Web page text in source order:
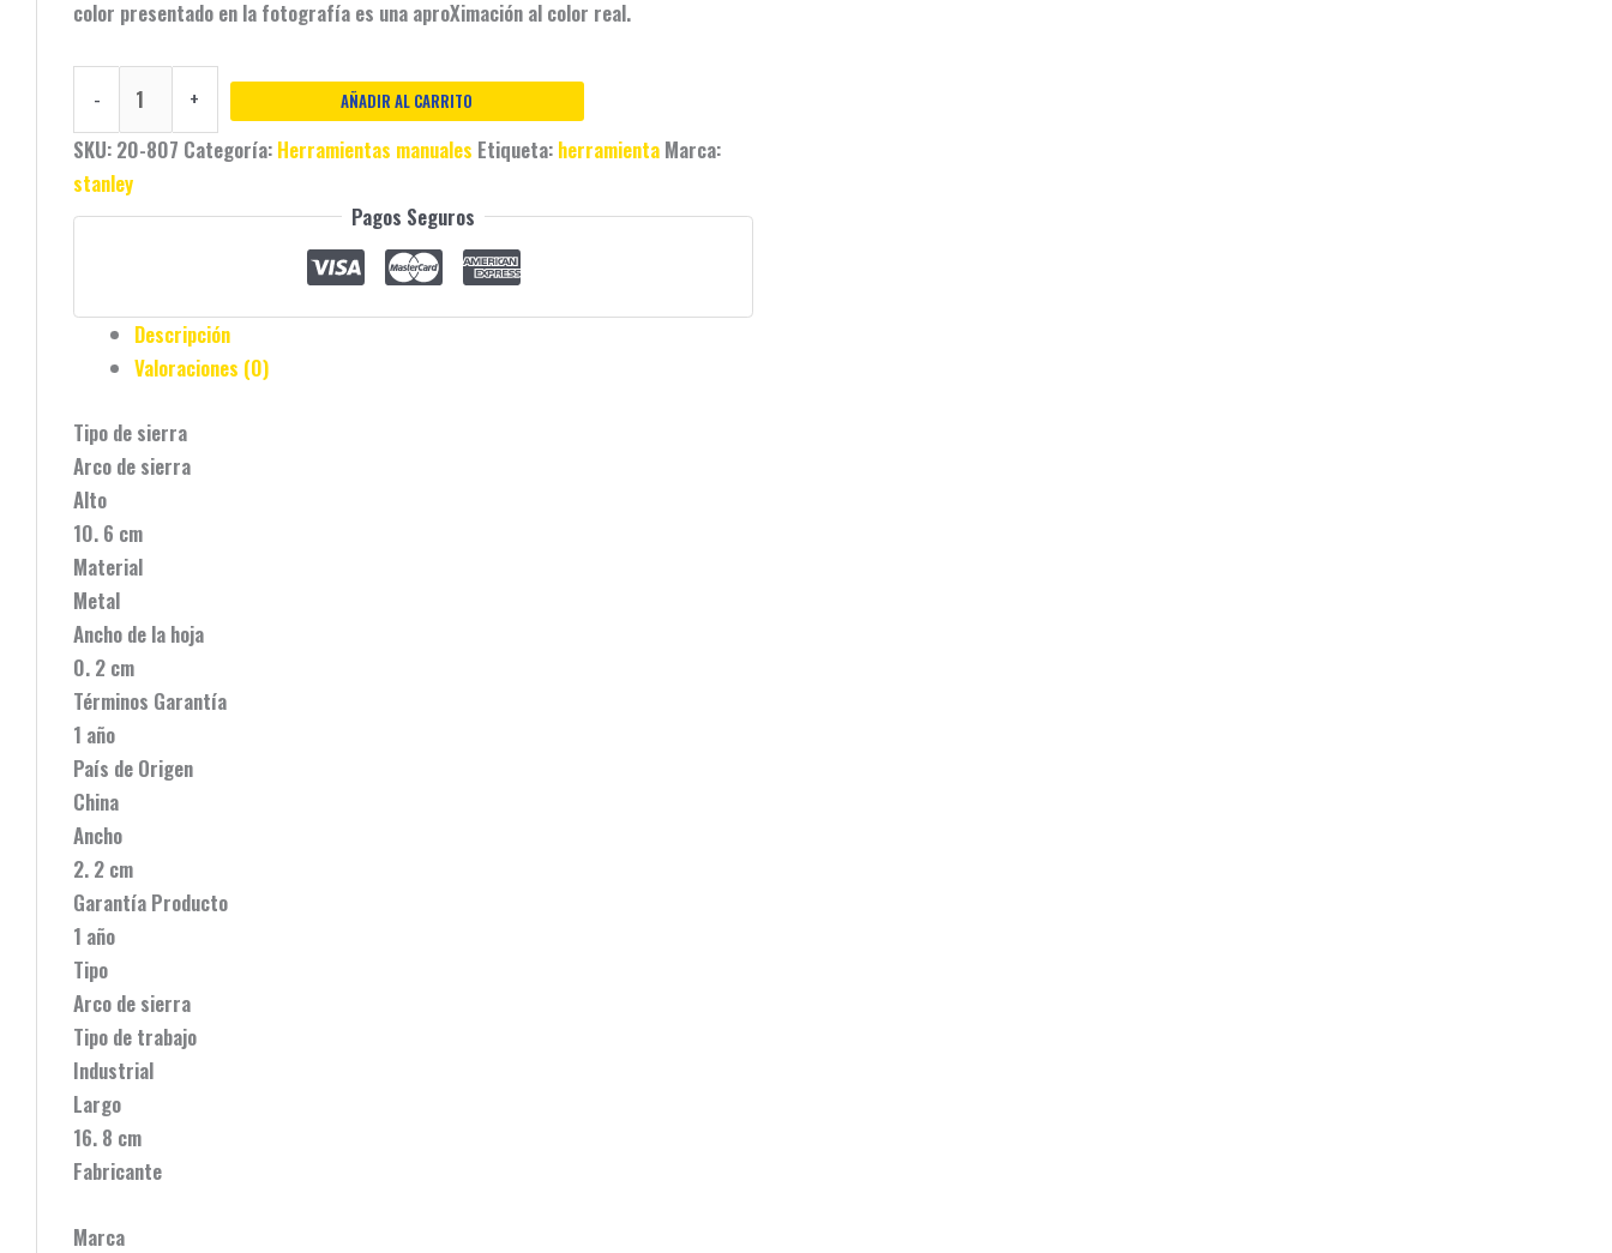
color presentado en la fotografía es una aproXimación al color real.
- + AÑADIR AL CARRITO
SKU: 20-807 Categoría: Herramientas manuales Etiqueta: herramienta Marca:
stanley
Pagos Seguros
Descripción
Valoraciones (0)
Tipo de sierra
Arco de sierra
Alto
10. 6 cm
Material
Metal
Ancho de la hoja
0. 2 cm
Términos Garantía
1 año
País de Origen
China
Ancho
2. 2 cm
Garantía Producto
1 año
Tipo
Arco de sierra
Tipo de trabajo
Industrial
Largo
16. 8 cm
Fabricante
Marca